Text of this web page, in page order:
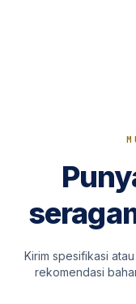
Kirim spesifikasi
rekomendasi